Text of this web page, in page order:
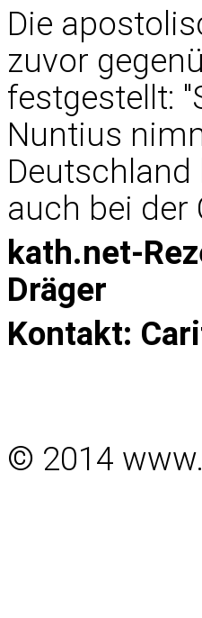
Die
zuvor
festgestellt:
Nuntius
auch bei der
kath.net-
Dräger
Kontakt:
© 2014